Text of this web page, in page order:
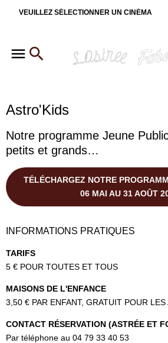
VEUILLEZ SÉLECTIONNER UN CINÉMA
Astro'Kids
Notre programme Jeune
petits et grands…
TÉLÉCHARGEZ NOTRE
06 MAI AU 31 AOÛT
INFORMATIONS PRATIQUES
TARIFS
5 € POUR TOUTES ET TOUS
MAISONS DE L'ENFANCE
3,50 € PAR ENFANT, GRATUIT POUR
CONTACT RÉSERVATION (ASTRÉE ET
Par téléphone au 04 79 33 40 53